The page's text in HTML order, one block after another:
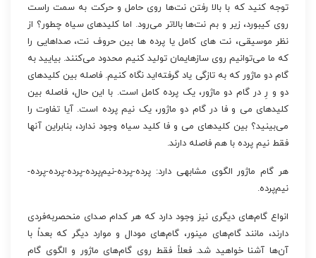
توجه کنید که با بالا رفتن نت‌ها روی حامل و حرکت به سمت راست
روی کیبورد، زیر و بم نت‌ها بالاتر می‌رود. اما کلیدهای سیاه چطور؟ از
نظر موسیقی، نت های کامل یا پرده ها بین حروف نت، صداهایی را
که ما می‌توانیم روی سازهایمان تولید کنیم محدود می‌کنند. بیایید به
گام دو ماژور که به تازگی یاد گرفته‌اید نگاه کنیم. فاصله بین کلیدهای
دو و رِ در گام دو ماژور، یک پرده کامل است. با این حال، فاصله بین
کلیدهای می و فا در گام دو ماژور، یک نیم پرده است. آیا تفاوت را
می‌بینید؟ بین کلیدهای می و فا کلید سیاه وجود ندارد، بنابراین آنها
فقط نیم پرده با هم فاصله دارند.
هر گام ماژور الگوی مشابهی دارد: پرده-پرده-نیم‌پرده-پرده-پرده-پرده-
نیم‌پرده.
انواع گام‌های دیگری نیز وجود دارد که هر کدام صدای منحصربه‌فردی
دارند، مانند گام‌های مینور، گام‌های مودال و موارد دیگر که بعداً با
آن‌ها آشنا خواهید شد. فعلاً فقط روی گام‌های ماژور و الگوی گام